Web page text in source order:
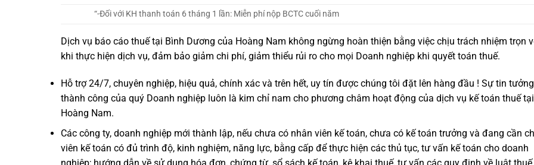
“-Đối với KH thanh toán 6 tháng 1 lần: Miễn phí nộp BCTC cuối năm
Dịch vụ báo cáo thuế tại Bình Dương của Hoàng Nam không ngừng hoàn thiện bằng việc chịu trách nhiệm trọn
khi thực hiện dịch vụ, đảm bảo giảm chi phí, giảm thiểu rủi ro cho mọi Doanh nghiệp khi quyết toán thuế.
Hỗ trợ 24/7, chuyên nghiệp, hiệu quả, chính xác và trên hết, uy tín được chúng tôi đặt lên hàng đầu ! Sự tin
thành công của quý Doanh nghiệp luôn là kim chỉ nam cho phương châm hoạt động của dịch vụ kế toán thuế tại
Hoàng Nam.
Các công ty, doanh nghiệp mới thành lập, nếu chưa có nhân viên kế toán, chưa có kế toán trưởng và đang cần
viên kế toán có đủ trình độ, kinh nghiệm, năng lực, bằng cấp để thực hiện các thủ tục, tư vấn kế toán cho doanh